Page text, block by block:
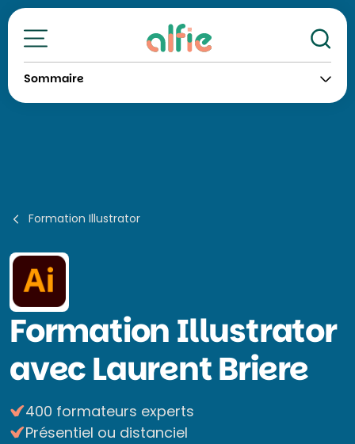
Toutes nos formations
Sommaire
Formation Illustrator
FormationIllustrator
avec Laurent Briere
400 formateurs experts
Présentiel ou distanciel